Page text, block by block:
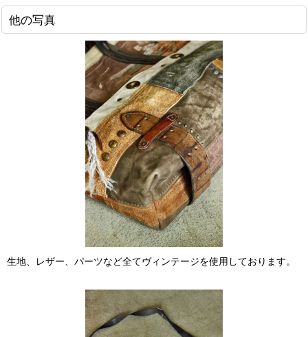
他の写真
生地、レザー、パーツなど全てヴィンテージを使用しております。